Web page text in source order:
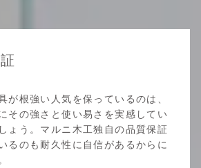
が根強い人気を保っているのは、
その強さと使い易さを実感してい
ょう。マルニ木工独自の品質保証
るのも耐久性に自信があるからに